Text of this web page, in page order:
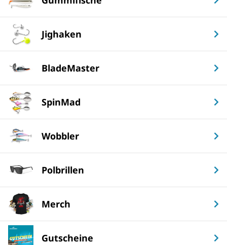
Jighaken
BladeMaster
SpinMad
Wobbler
Polbrillen
Merch
Gutscheine